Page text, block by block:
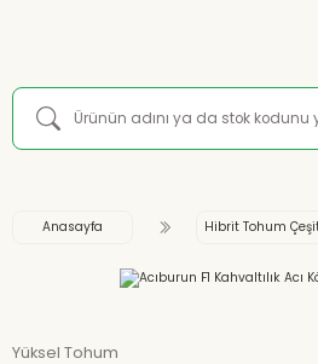
Anasayfa Hibrit Tohum
Yüksel Tohum